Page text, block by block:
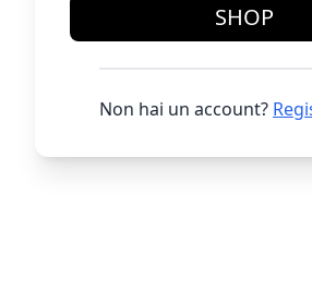
SHOP
Non hai un account?